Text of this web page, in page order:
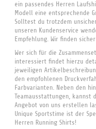
ein passendes Herren
Modell eine entsprechende
Solltest du trotzdem
unseren Kundenservice
Empfehlung. Wir finden
Wer sich für die
interessiert findet hierzu
jeweiligen
den empfohlenen
Farbvarianten. Neben den
Teamausstattungen, kannst
Angebot von uns erstellen
Unique Sportstime ist der
Herren Running Shirts!